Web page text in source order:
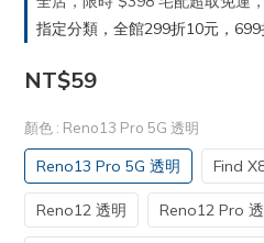
指定分類，全館299折10元，
NT$59
顏色 : Reno13 Pro 5G 透明
Reno13 Pro 5G 透明 Find
Reno12 透明 Reno12 Pro